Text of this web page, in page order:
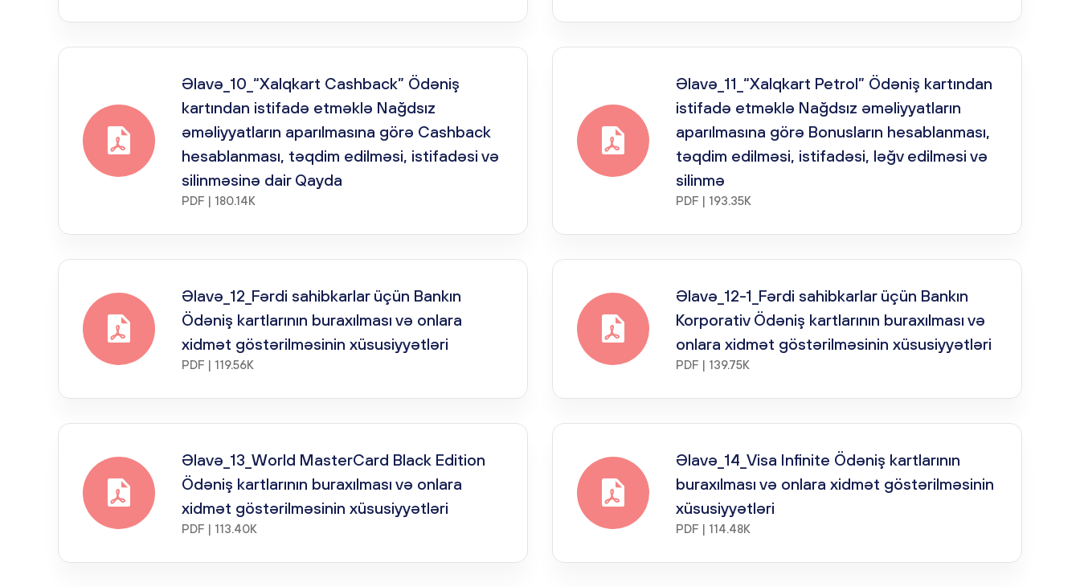
Əlavə_10_“Xalqkart Cashback” Ödəniş
kartından istifadə etməklə Nağdsız
əməliyyatların aparılmasına görə Cashback
hesablanması, təqdim edilməsi, istifadəsi və
silinməsinə dair Qayda
PDF | 180.14K
Əlavə_11_“Xalqkart Petrol” Ödəniş kartından
istifadə etməklə Nağdsız əməliyyatların
aparılmasına görə Bonusların hesablanması,
təqdim edilməsi, istifadəsi, ləğv edilməsi və
silinmə
PDF | 193.35K
Əlavə_12_Fərdi sahibkarlar üçün Bankın
Ödəniş kartlarının buraxılması və onlara
xidmət göstərilməsinin xüsusiyyətləri
PDF | 119.56K
Əlavə_12-1_Fərdi sahibkarlar üçün Bankın
Korporativ Ödəniş kartlarının buraxılması və
onlara xidmət göstərilməsinin xüsusiyyətləri
PDF | 139.75K
Əlavə_13_World MasterCard Black Edition
Ödəniş kartlarının buraxılması və onlara
xidmət göstərilməsinin xüsusiyyətləri
PDF | 113.40K
Əlavə_14_Visa Infinite Ödəniş kartlarının
buraxılması və onlara xidmət göstərilməsinin
xüsusiyyətləri
PDF | 114.48K